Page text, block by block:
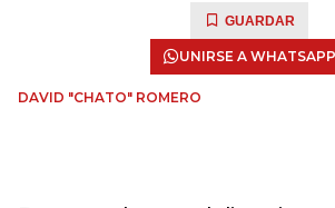
GUARDAR
UNIRSE A WHATSAPP
DAVID "CHATO" ROMERO